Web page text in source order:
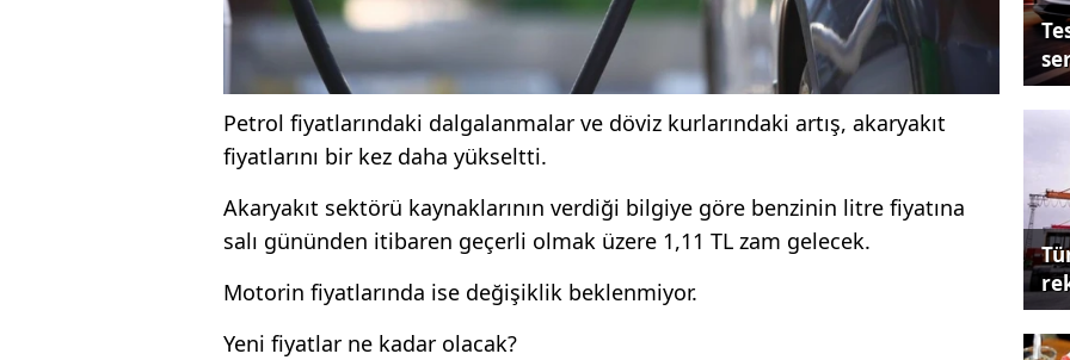
Petrol fiyatlarındaki dalgalanmalar ve döviz kurlarındaki artış, akaryakıt
fiyatlarını bir kez daha yükseltti.
Akaryakıt sektörü kaynaklarının verdiği bilgiye göre benzinin litre fiyatına
salı gününden itibaren geçerli olmak üzere 1,11 TL zam gelecek.
Motorin fiyatlarında ise değişiklik beklenmiyor.
Yeni fiyatlar ne kadar olacak?